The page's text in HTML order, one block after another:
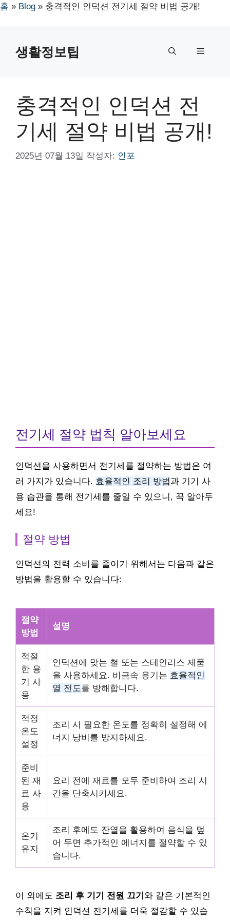
홈 » Blog » 충격적인 인덕션 전기세 절약 비법 공개!
생활정보팁 메
충격적인 인덕션 전
기세 절약 비법 공개!
2025년 07월 13일 작성자: 인포
전기세 절약 법칙 알아보세요
인덕션을 사용하면서 전기세를 절약하는 방법은 여
러 가지가 있습니다. 효율적인 조리 방법과 기기 사
용 습관을 통해 전기세를 줄일 수 있으니, 꼭 알아두
세요!
절약 방법
인덕션의 전력 소비를 줄이기 위해서는 다음과 같은
방법을 활용할 수 있습니다:
절약
방법
설명
적절
한 용
기 사
용
인덕션에 맞는 철 또는 스테인리스 제품
을 사용하세요. 비금속 용기는 효율적인
열 전도를 방해합니다.
적정
온도
설정
조리 시 필요한 온도를 정확히 설정해 에
너지 낭비를 방지하세요.
준비
된 재
료 사
용
요리 전에 재료를 모두 준비하여 조리 시
간을 단축시키세요.
온기
유지
조리 후에도 잔열을 활용하여 음식을 덮
어 두면 추가적인 에너지를 절약할 수 있
습니다.
이 외에도 조리 후 기기 전원 끄기 와 같은 기본적인
수칙을 지켜 인덕션 전기세를 더욱 절감할 수 있습